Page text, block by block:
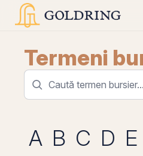
Termeni
A B C D E